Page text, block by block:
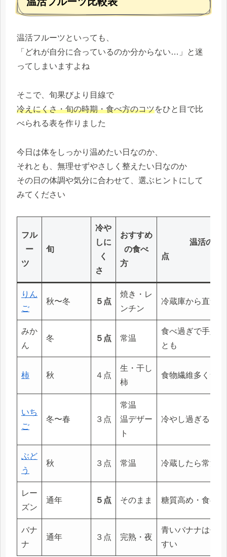
温活フルーツといっても、
「どれが自分に合っているのか分からない…」と迷
ってしまいますよね
そこで、旬果びより目線で
冷えにくさ・旬の時期・食べ方のコツをひと目で比
べられる表を作りました
今日は体をしっかり温めたい日なのか、
それとも、無理せずやさしく整えたい日なのか
その日の体調や気分に合わせて、選ぶヒントにして
みてください
フル
ー
ツ
旬
冷や
しに
く
さ
おすすめ
の食べ
方
温活の注
りん
ご
秋〜冬 ５点
焼き・レ
ンチン
冷蔵庫から直食
みか
ん
冬 ５点 常温
食べ過ぎで手足
とも
柿 秋 ４点
生・干し
柿
食物繊維多く食
いち
ご
冬〜春 ３点
常温
温デザー
ト
冷やし過ぎると
ぶど
う
秋 ３点 常温 冷蔵したら常温
レー
ズン
通年 ５点 そのまま 糖質高め・食べ
バナ
ナ
通年 ３点 完熟・夜
青いバナナは体
すい